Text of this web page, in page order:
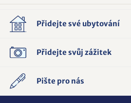
Přidejte své ubytování
Přidejte svůj zážitek
Pište pro nás